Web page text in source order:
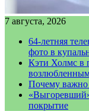
7 августа, 2026
64-летняя
фото в
Кэти Холмс в
Почему важно
покрытие